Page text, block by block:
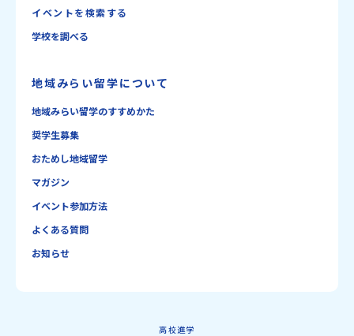
イベントを検索する
学校を調べる
地域みらい留学について
地域みらい留学のすすめかた
奨学生募集
おためし地域留学
マガジン
イベント参加方法
よくある質問
お知らせ
高校進学